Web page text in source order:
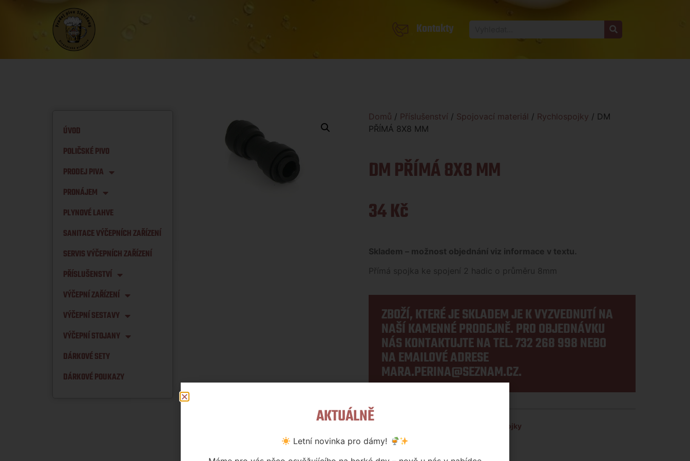
Kontakty
ÚVOD
POLIČSKÉ PIVO
PRODEJ PIVA
PRONÁJEM
PLYNOVÉ LAHVE
SANITACE VÝČEPNÍCH ZAŘÍZENÍ
SERVIS VÝČEPNÍCH ZAŘÍZENÍ
PŘÍSLUŠENSTVÍ
VÝČEPNÍ ZAŘÍZENÍ
VÝČEPNÍ SESTAVY
VÝČEPNÍ STOJANY
DÁRKOVÉ SETY
DÁRKOVÉ POUKAZY
Domů / Příslušenství / Spojovací materiál / Rychlospojky / DM
PŘÍMÁ 8X8 MM
DM PŘÍMÁ 8X8 MM
34Kč
Skladem – možnost objednání viz informace v textu.
Přímá spojka ke spojení 2 hadic o průměru 8mm
ZBOŽÍ, KTERÉ JE SKLADEM JE K VYZVEDNUTÍ NA
NAŠÍ KAMENNÉ PRODEJNĚ. PRO OBJEDNÁVKU
NÁS KONTAKTUJTE NA TEL.732 268 998 NEBO
NA EMAILOVÉ ADRESE
MARA.PERINA@SEZNAM.CZ.
Rychlospojky
AKTUÁLNĚ
Letní novinka pro dámy!